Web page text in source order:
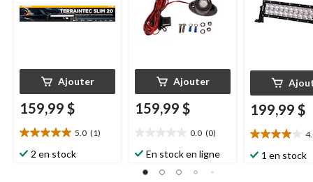
Ajouter
159,99 $
5.0 (1)
5.0
étoile(s)
2 en stock
Ajouter
159,99 $
0.0 (0)
étoile(s)
En stock en ligne
199,99 $
4.0
étoile(s)
1 en stock